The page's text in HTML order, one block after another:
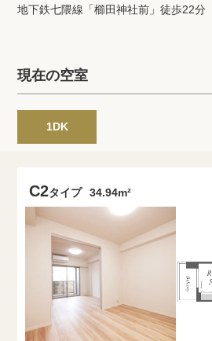
高級賃貸物件トピック 会社概要
商標について
地下鉄七隈線「櫛田神社前」徒歩22分
現在の空室
1DK
C2タイプ 34.94m²